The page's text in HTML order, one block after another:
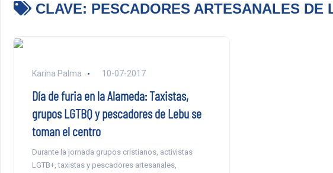
CLAVE: PESCADORES ARTESANALES DE
Karina Palma 10-07-2017
Día de furia en la Alameda: Taxistas,
grupos LGTBQ y pescadores de Lebu se
toman el centro
Durante la jornada grupos cristianos, activistas
LGTB+, taxistas y pescadores artesanales,